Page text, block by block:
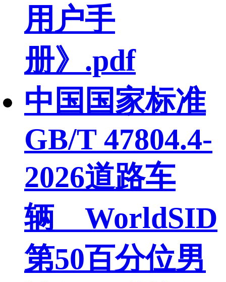
用户手
册》.pdf
中国国家标准
GB/T 47804.4-
2026道路车
辆 WorldSID
第50百分位男